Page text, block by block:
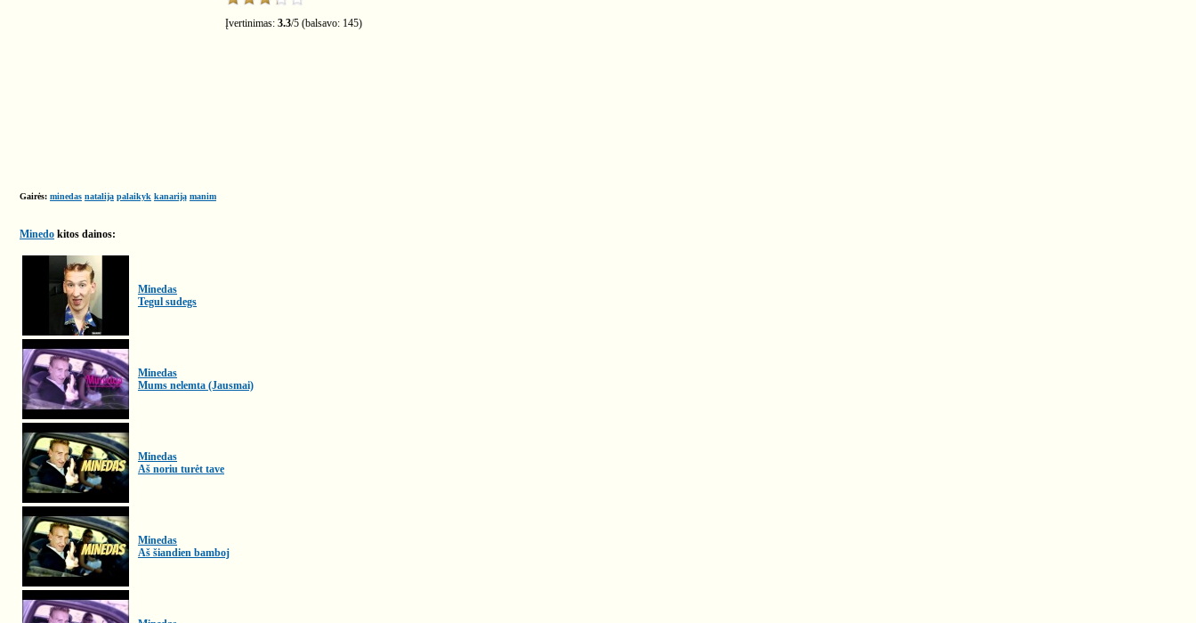
Įvertinimas: 3.3/5 (balsavo: 145)
Gairės: minedas natalija palaikyk kanariją manim
Minedo kitos dainos:
Minedas
Tegul sudegs
Minedas
Mums nelemta (Jausmai)
Minedas
Aš noriu turėt tave
Minedas
Aš šiandien bamboj